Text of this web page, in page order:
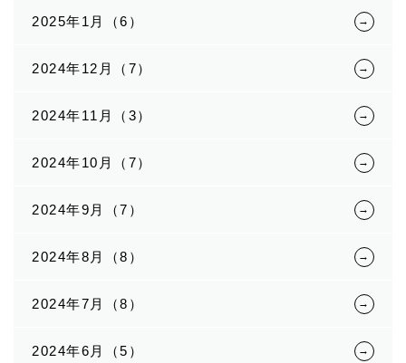
2025年1月（6）
2024年12月（7）
2024年11月（3）
2024年10月（7）
2024年9月（7）
2024年8月（8）
2024年7月（8）
2024年6月（5）